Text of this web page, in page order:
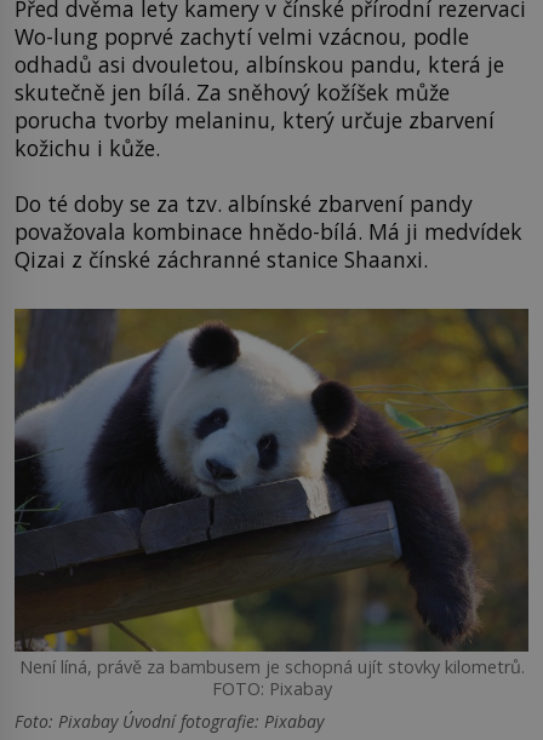
Před dvěma lety kamery v čínské přírodní rezervaci
Wo-lung poprvé zachytí velmi vzácnou, podle
odhadů asi dvouletou, albínskou pandu, která je
skutečně jen bílá. Za sněhový kožíšek může
porucha tvorby melaninu, který určuje zbarvení
kožichu i kůže.
Do té doby se za tzv. albínské zbarvení pandy
považovala kombinace hnědo-bílá. Má ji medvídek
Qizai z čínské záchranné stanice Shaanxi.
Není líná, právě za bambusem je schopná ujít stovky kilometrů.
FOTO: Pixabay
Foto: Pixabay Úvodní fotografie: Pixabay